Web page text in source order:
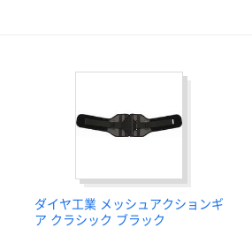
ダイヤ工業 メッシュアクションギ
ア クラシック ブラック